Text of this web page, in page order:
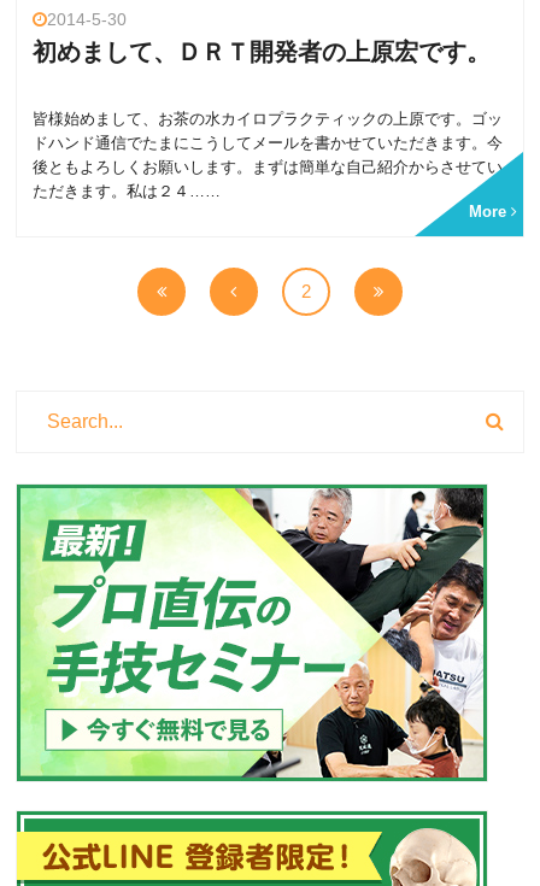
2014-5-30
初めまして、ＤＲＴ開発者の上原宏です。
皆様始めまして、お茶の水カイロプラクティックの上原です。ゴッ
ドハンド通信でたまにこうしてメールを書かせていただきます。今
後ともよろしくお願いします。まずは簡単な自己紹介からさせてい
ただきます。私は２４……
More
2